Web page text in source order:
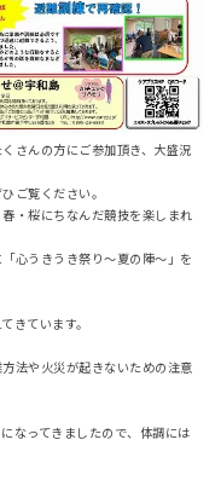
さんの方にご参加頂き、大盛況
ご覧ください。
・桜にちなんだ競技を楽しまれ
心うきうき祭り～夏の陣～」を
きています。
法や火災が起きないための注意
なってきましたので、体調には